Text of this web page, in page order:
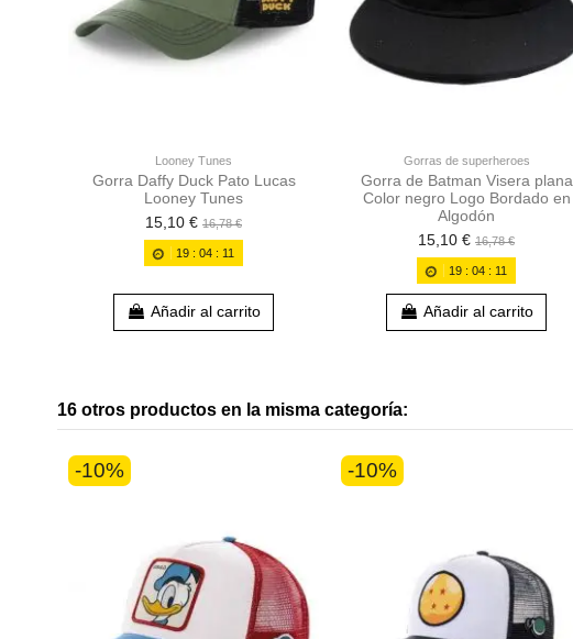
Looney Tunes
Gorra Daffy Duck Pato Lucas
Looney Tunes
15,10 € 16,78 €
19: 04: 10
Añadir al carrito
Gorras de superheroes
Gorra de Batman Visera plana
Color negro Logo Bordado en
Algodón
15,10 € 16,78 €
19: 04: 10
Añadir al carrito
16 otros productos en la misma categoría:
-10% -10%